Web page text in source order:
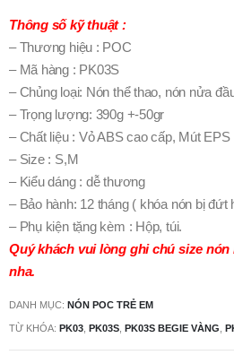
Thông số kỹ thuật :
– Thương hiệu : POC
– Mã hàng : PK03S
– Chủng loại: Nón thể thao, nón nửa
– Trọng lượng: 390g +-50gr
– Chất liệu : Vỏ ABS cao cấp, Mút
– Size : S,M
– Kiểu dáng : dễ thương
– Bảo hành: 12 tháng ( khóa nón bị đứt
– Phụ kiện tặng kèm : Hộp, túi.
Quý khách vui lòng ghi chú size
nha.
DANH MỤC: NÓN POC TRẺ EM
TỪ KHÓA: PK03 PK03S PK03S BEGIE VÀNG